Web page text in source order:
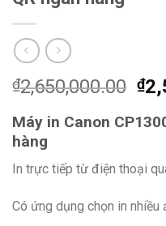
₫2,650,000.00 ₫
Máy in Canon
hàng
In trực tiếp từ điện thoại
Có ứng dụng chọn in nhiều